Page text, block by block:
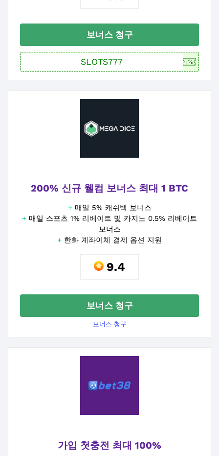
보너스 청구
200% 신규 웰컴 보너스 최대 1 BTC
+ 매일 5% 캐쉬백 보너스
+ 매일 스포츠 1% 리베이트 및 카지노 0.5% 리베이트
보너스
+ 한화 계좌이체 결제 옵션 지원
9.4
보너스 청구
보너스 청구
가입 첫충전 최대 100%